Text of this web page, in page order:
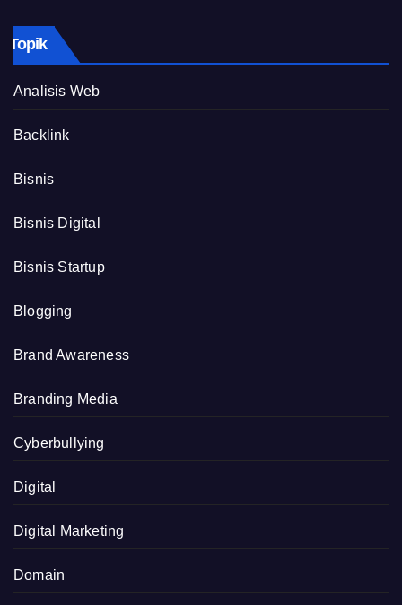
Topik
Analisis Web
Backlink
Bisnis
Bisnis Digital
Bisnis Startup
Blogging
Brand Awareness
Branding Media
Cyberbullying
Digital
Digital Marketing
Domain